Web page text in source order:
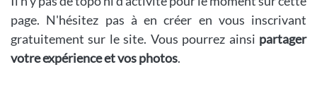
page. N'hésitez pas à en créer en vous inscrivant
gratuitement sur le site. Vous pourrez ainsi partager
votre expérience et vos photos.